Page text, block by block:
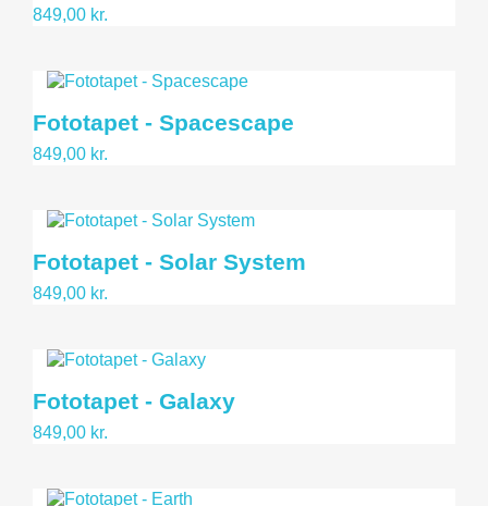
bil
hobby
31
krydstogtskib
rummet
8
verdenskort
mere...
849,00 kr.
Fototapet - Spacescape
849,00 kr.
Fototapet - Solar System
849,00 kr.
Fototapet - Galaxy
849,00 kr.